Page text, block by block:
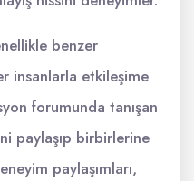
benzer
insanlarla etkileşime
forumunda tanışan
paylaşıp birbirlerine
paylaşımları,